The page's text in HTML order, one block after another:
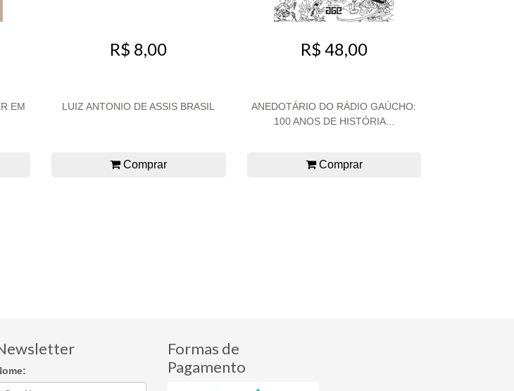
EM
R$ 8,00
LUIZ ANTONIO DE ASSIS BRASIL
Comprar
R$ 48,00
ANEDOTÁRIO DO RÁDIO GAÚCHO:
100 ANOS DE HISTÓRIA...
Comprar
Formas de
Pagamento